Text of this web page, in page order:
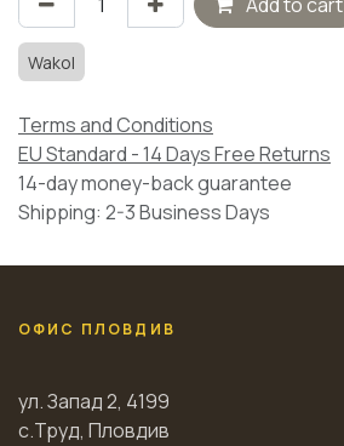
Wakol
Terms and Conditions
EU Standard - 14 Days Free Returns
14-day money-back guarantee
Shipping: 2-3 Business Days
ОФИС ПЛОВДИВ
ул. Запад 2, 4199
с.Труд, Пловдив